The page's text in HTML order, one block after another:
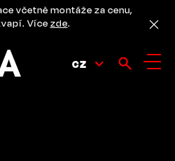
včetně montáže za cenu,
Více zde.
CZ